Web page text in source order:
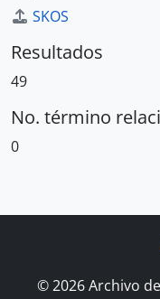
SKOS
Resultados
49
No. término
0
© 2026 Archivo